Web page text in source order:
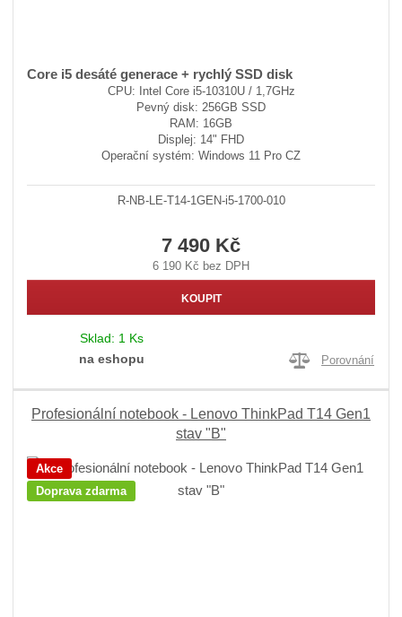
Core i5 desáté generace + rychlý SSD disk
CPU: Intel Core i5-10310U / 1,7GHz
Pevný disk: 256GB SSD
RAM: 16GB
Displej: 14" FHD
Operační systém: Windows 11 Pro CZ
R-NB-LE-T14-1GEN-i5-1700-010
7 490 Kč
6 190 Kč bez DPH
KOUPIT
Sklad: 1 Ks
na eshopu
Porovnání
Profesionální notebook - Lenovo ThinkPad T14 Gen1
stav "B"
Akce
Doprava zdarma